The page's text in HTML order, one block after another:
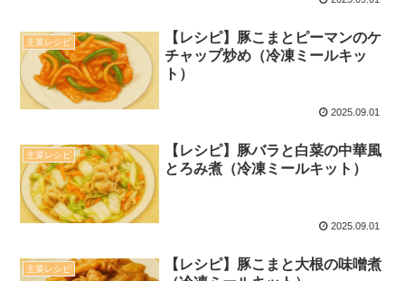
主菜レシピ
【レシピ】豚こまとピーマンのケ
チャップ炒め（冷凍ミールキッ
ト）
2025.09.01
主菜レシピ
【レシピ】豚バラと白菜の中華風
とろみ煮（冷凍ミールキット）
2025.09.01
主菜レシピ
【レシピ】豚こまと大根の味噌煮